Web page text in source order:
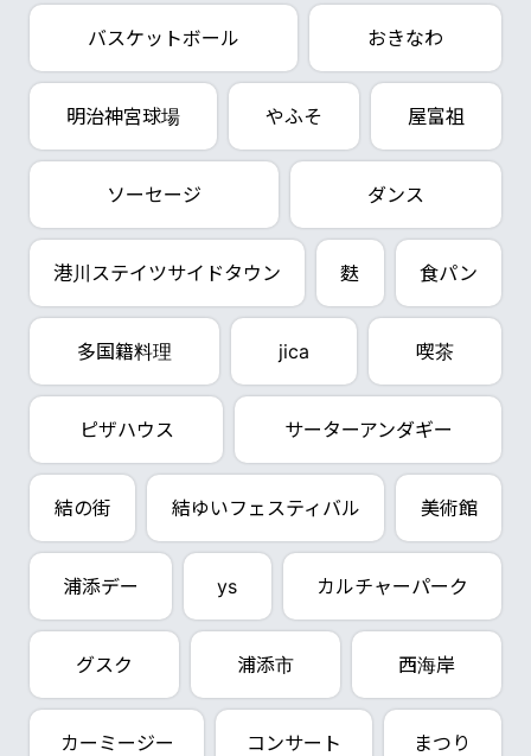
バスケットボール おきなわ
明治神宮球場 やふそ 屋富祖
ソーセージ ダンス
港川ステイツサイドタウン 麩 食パン
多国籍料理 jica 喫茶
ピザハウス サーターアンダギー
結の街 結ゆいフェスティバル 美術館
浦添デー ys カルチャーパーク
グスク 浦添市 西海岸
カーミージー コンサート まつり